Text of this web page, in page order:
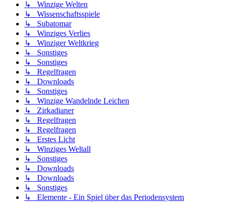
↳ Winzige Welten
↳ Wissenschaftsspiele
↳ Subatomar
↳ Winziges Verlies
↳ Winziger Weltkrieg
↳ Sonstiges
↳ Sonstiges
↳ Regelfragen
↳ Downloads
↳ Sonstiges
↳ Winzige Wandelnde Leichen
↳ Zirkadianer
↳ Regelfragen
↳ Regelfragen
↳ Erstes Licht
↳ Winziges Weltall
↳ Sonstiges
↳ Downloads
↳ Downloads
↳ Sonstiges
↳ Elemente - Ein Spiel über das Periodensystem